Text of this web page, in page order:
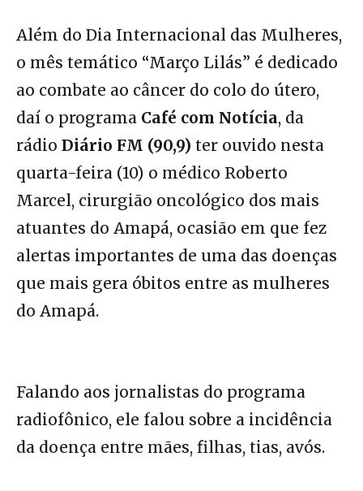
Além do Dia Internacional das Mulheres,
o mês temático “Março Lilás” é dedicado
ao combate ao câncer do colo do útero,
daí o programa Café com Notícia, da
rádio Diário FM (90,9) ter ouvido nesta
quarta-feira (10) o médico Roberto
Marcel, cirurgião oncológico dos mais
atuantes do Amapá, ocasião em que fez
alertas importantes de uma das doenças
que mais gera óbitos entre as mulheres
do Amapá.
Falando aos jornalistas do programa
radiofônico, ele falou sobre a incidência
da doença entre mães, filhas, tias, avós.